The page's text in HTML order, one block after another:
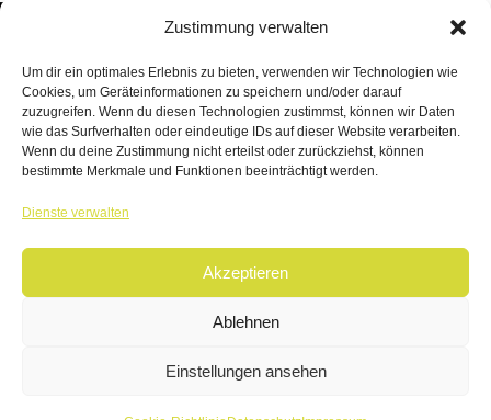
Zustimmung verwalten
Um dir ein optimales Erlebnis zu bieten, verwenden wir Technologien wie
Cookies, um Geräteinformationen zu speichern und/oder darauf
zuzugreifen. Wenn du diesen Technologien zustimmst, können wir Daten
wie das Surfverhalten oder eindeutige IDs auf dieser Website verarbeiten.
Wenn du deine Zustimmung nicht erteilst oder zurückziehst, können
bestimmte Merkmale und Funktionen beeinträchtigt werden.
Dienste verwalten
Akzeptieren
Ablehnen
Einstellungen ansehen
© 2026 | TANZWERK
DATENSCHUTZ